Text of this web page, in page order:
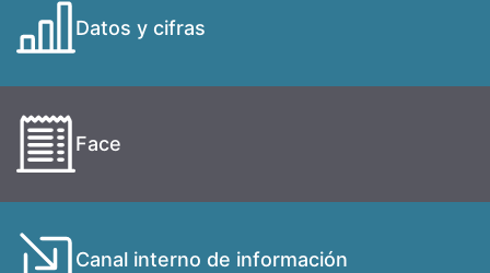
Datos y cifras
Face
Canal interno de información